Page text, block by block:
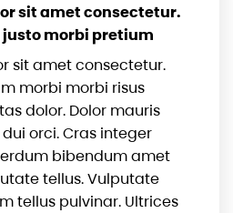
sit amet consectetur.
morbi pretium
sit amet consectetur.
morbi morbi risus
dolor. Dolor mauris
orci. Cras integer
bibendum amet
tellus. Vulputate
tellus pulvinar. Ultrices